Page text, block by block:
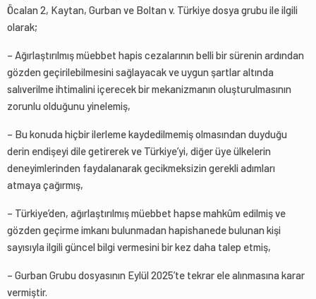
Öcalan 2, Kaytan, Gurban ve Boltan v. Türkiye dosya grubu ile ilgili
olarak;
– Ağırlaştırılmış müebbet hapis cezalarının belli bir sürenin ardından
gözden geçirilebilmesini sağlayacak ve uygun şartlar altında
salıverilme ihtimalini içerecek bir mekanizmanın oluşturulmasının
zorunlu olduğunu yinelemiş,
– Bu konuda hiçbir ilerleme kaydedilmemiş olmasından duyduğu
derin endişeyi dile getirerek ve Türkiye’yi, diğer üye ülkelerin
deneyimlerinden faydalanarak gecikmeksizin gerekli adımları
atmaya çağırmış,
– Türkiye’den, ağırlaştırılmış müebbet hapse mahkûm edilmiş ve
gözden geçirme imkanı bulunmadan hapishanede bulunan kişi
sayısıyla ilgili güncel bilgi vermesini bir kez daha talep etmiş,
– Gurban Grubu dosyasının Eylül 2025’te tekrar ele alınmasına karar
vermiştir.